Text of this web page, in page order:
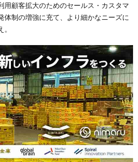
用顧客拡大のためのセールス・カスタマ
体制の増強に充て、より細かなニーズに